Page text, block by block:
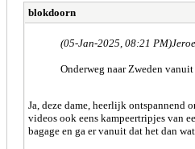
blokdoorn
(05-Jan-2025, 08:21 PM)
Onderweg naar Zweden
Ja, deze dame, heerlijk ontspannend
videos ook eens kampeertripjes van
bagage en ga er vanuit dat het dan